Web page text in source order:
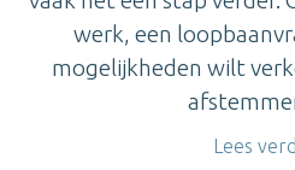
werk, een
mogelijkheden wilt
Lees